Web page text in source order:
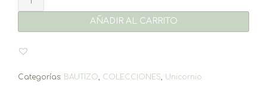
Unicornio
AÑADIR AL CARRITO
Categorías: BAUTIZO, COLECCIONES, Unicornio